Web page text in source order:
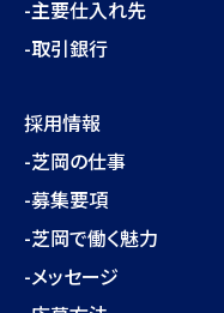
-主要仕入れ先
-取引銀行
採用情報
-芝岡の仕事
-募集要項
-芝岡で働く魅力
-メッセージ